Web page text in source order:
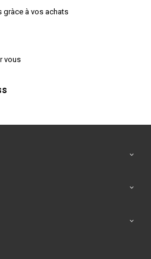
gràce à vos achats
vous


